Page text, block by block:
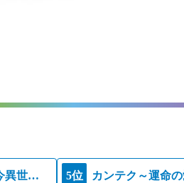
骸骨騎士様、只今異世界へお出掛け中ＩＩ 5位 カンテク～運命の